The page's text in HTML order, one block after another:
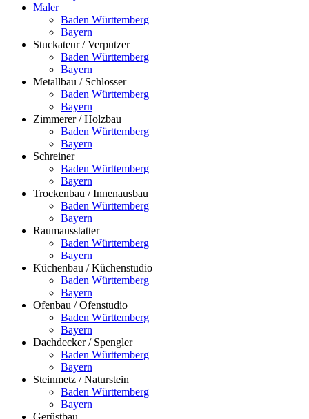
Maler
Baden Württemberg
Bayern
Stuckateur / Verputzer
Baden Württemberg
Bayern
Metallbau / Schlosser
Baden Württemberg
Bayern
Zimmerer / Holzbau
Baden Württemberg
Bayern
Schreiner
Baden Württemberg
Bayern
Trockenbau / Innenausbau
Baden Württemberg
Bayern
Raumausstatter
Baden Württemberg
Bayern
Küchenbau / Küchenstudio
Baden Württemberg
Bayern
Ofenbau / Ofenstudio
Baden Württemberg
Bayern
Dachdecker / Spengler
Baden Württemberg
Bayern
Steinmetz / Naturstein
Baden Württemberg
Bayern
Gerüstbau